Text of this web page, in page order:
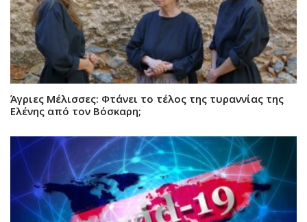
Άγριες Μέλισσες: Φτάνει το τέλος της τυραννίας της
Ελένης από τον Βόσκαρη;